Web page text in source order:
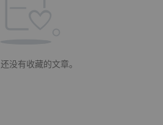
没有收藏的文章。